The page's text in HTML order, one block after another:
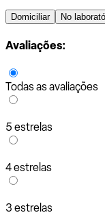
Domiciliar No
Avaliações:
Todas as avaliações
5 estrelas
4 estrelas
3 estrelas